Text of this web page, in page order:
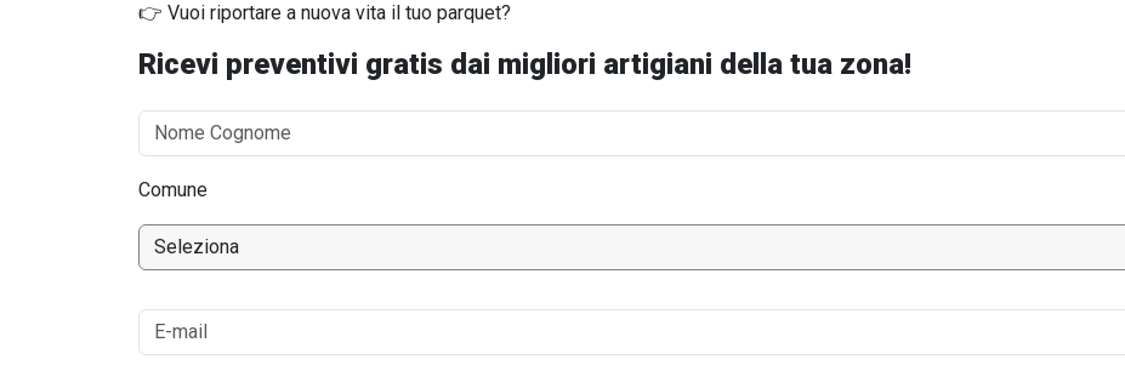
👉 Vuoi riportare a nuova vita il tuo parquet?
Ricevi preventivi gratis dai migliori artigiani della tua zona!
Comune